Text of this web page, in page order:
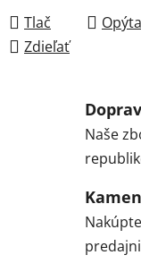
Tlač
Zdieľať
Naše